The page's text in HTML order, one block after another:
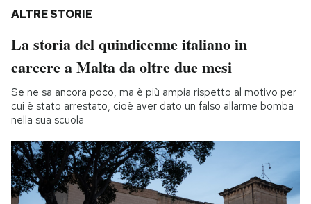
ALTRE STORIE
La storia del quindicenne italiano in
carcere a Malta da oltre due mesi
Se ne sa ancora poco, ma è più ampia rispetto al motivo per
cui è stato arrestato, cioè aver dato un falso allarme bomba
nella sua scuola